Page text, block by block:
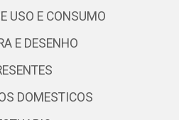
USO E CONSUMO
E DESENHO
DOMESTICOS